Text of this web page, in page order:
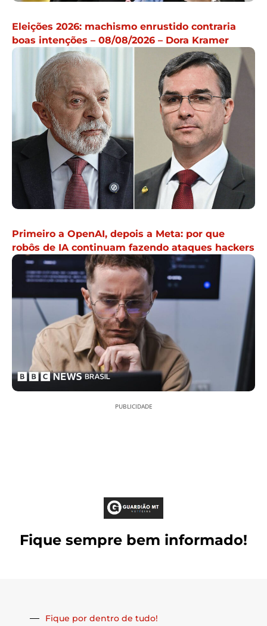
Eleições 2026: machismo enrustido contraria
boas intenções – 08/08/2026 – Dora Kramer
Primeiro a OpenAI, depois a Meta: por que
robôs de IA continuam fazendo ataques hackers
PUBLICIDADE
Fique sempre bem informado!
Fique por dentro de tudo!